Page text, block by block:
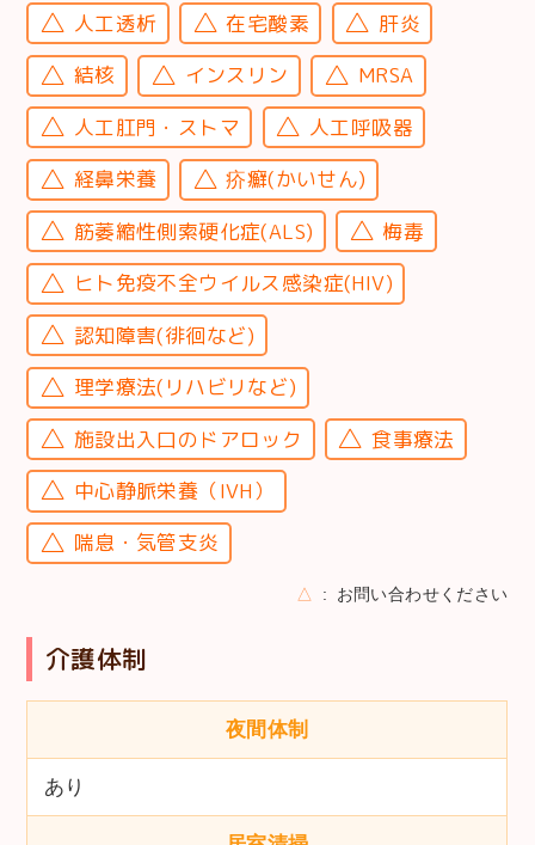
人工透析
在宅酸素
肝炎
結核
インスリン
MRSA
人工肛門・ストマ
人工呼吸器
経鼻栄養
疥癬(かいせん)
筋萎縮性側索硬化症(ALS)
梅毒
ヒト免疫不全ウイルス感染症(HIV)
認知障害(徘徊など)
理学療法(リハビリなど)
施設出入口のドアロック
食事療法
中心静脈栄養（IVH）
喘息・気管支炎
△ お問い合わせください
介護体制
夜間体制
あり